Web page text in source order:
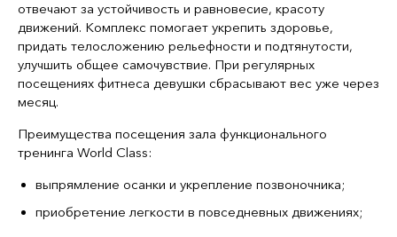
отвечают за устойчивость и равновесие, красоту
движений. Комплекс помогает укрепить здоровье,
придать телосложению рельефности и подтянутости,
улучшить общее самочувствие. При регулярных
посещениях фитнеса девушки сбрасывают вес уже через
месяц.
Преимущества посещения зала функционального
тренинга World Class:
выпрямление осанки и укрепление позвоночника;
приобретение легкости в повседневных движениях;